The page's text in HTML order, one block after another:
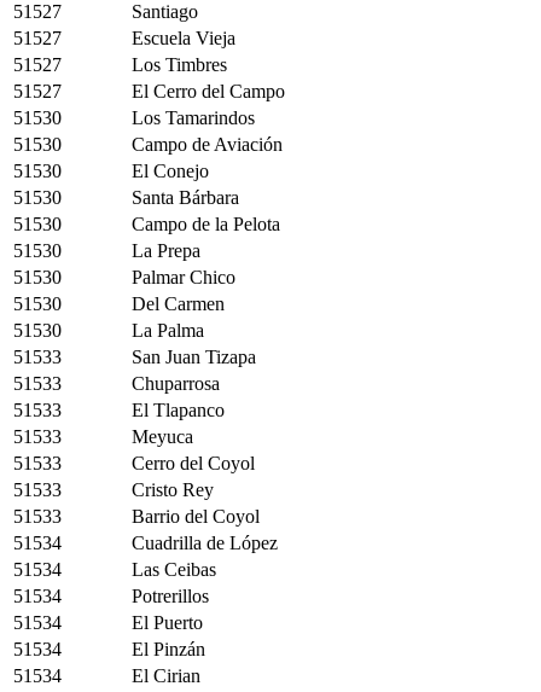
51527
Santiago
51527
Escuela Vieja
51527
Los Timbres
51527
El Cerro del Campo
51530
Los Tamarindos
51530
Campo de Aviación
51530
El Conejo
51530
Santa Bárbara
51530
Campo de la Pelota
51530
La Prepa
51530
Palmar Chico
51530
Del Carmen
51530
La Palma
51533
San Juan Tizapa
51533
Chuparrosa
51533
El Tlapanco
51533
Meyuca
51533
Cerro del Coyol
51533
Cristo Rey
51533
Barrio del Coyol
51534
Cuadrilla de López
51534
Las Ceibas
51534
Potrerillos
51534
El Puerto
51534
El Pinzán
51534
El Cirian